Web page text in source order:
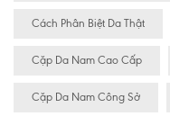
Cách Phân Biệt Da Thật
Cặp Da Nam Cao Cấp
Cặp Da Nam Công Sở